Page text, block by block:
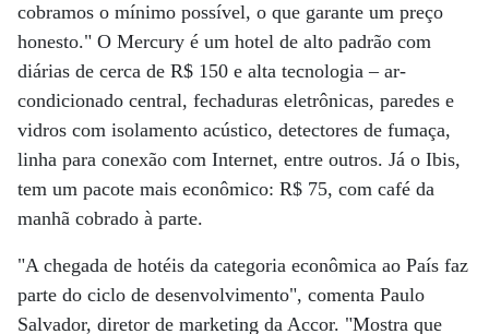
cobramos o mínimo possível, o que garante um preço
honesto." O Mercury é um hotel de alto padrão com
diárias de cerca de R$ 150 e alta tecnologia – ar-
condicionado central, fechaduras eletrônicas, paredes e
vidros com isolamento acústico, detectores de fumaça,
linha para conexão com Internet, entre outros. Já o Ibis,
tem um pacote mais econômico: R$ 75, com café da
manhã cobrado à parte.
"A chegada de hotéis da categoria econômica ao País faz
parte do ciclo de desenvolvimento", comenta Paulo
Salvador, diretor de marketing da Accor. "Mostra que